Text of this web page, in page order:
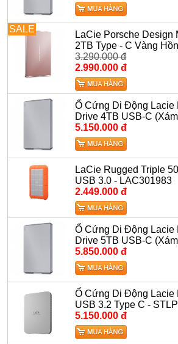
SALE
LaCie Porsche Design
2TB Type - C Vàng
3.290.000 đ
2.990.000 đ
Ổ Cứng Di Động Lacie
Drive 4TB USB-C
5.150.000 đ
LaCie Rugged Triple
USB 3.0 - LAC301983
2.449.000 đ
Ổ Cứng Di Động Lacie
Drive 5TB USB-C
5.850.000 đ
Ổ Cứng Di Động Lacie
USB 3.2 Type C -
5.150.000 đ